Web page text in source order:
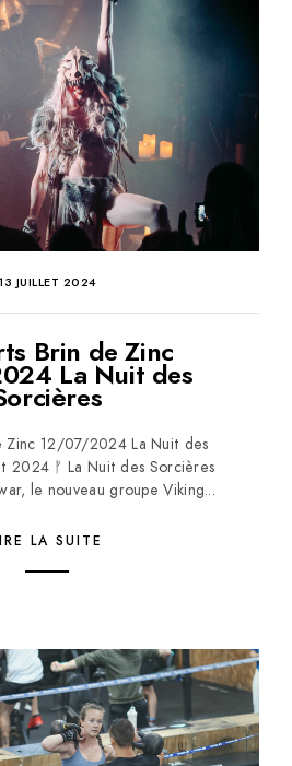
JUILLET 2024
Brin de Zinc
La Nuit des
Zinc 12/07/2024 La Nuit des
2024 ᚠ La Nuit des Sorcières
le nouveau groupe Viking...
LA SUITE